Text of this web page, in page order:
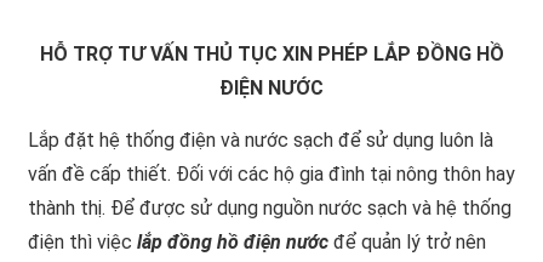
HỖ TRỢ TƯ VẤN THỦ TỤC XIN PHÉP LẮP ĐỒNG HỒ
ĐIỆN NƯỚC
Lắp đặt hệ thống điện và nước sạch để sử dụng luôn là
vấn đề cấp thiết. Đối với các hộ gia đình tại nông thôn hay
thành thị. Để được sử dụng nguồn nước sạch và hệ thống
điện thì việc lắp đồng hồ điện nước để quản lý trở nên